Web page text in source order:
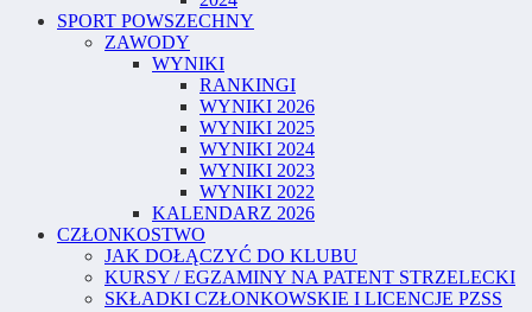
SPORT POWSZECHNY
ZAWODY
WYNIKI
RANKINGI
WYNIKI 2026
WYNIKI 2025
WYNIKI 2024
WYNIKI 2023
WYNIKI 2022
KALENDARZ 2026
CZŁONKOSTWO
JAK DOŁĄCZYĆ DO KLUBU
KURSY / EGZAMINY NA PATENT STRZELECKI
SKŁADKI CZŁONKOWSKIE I LICENCJE PZSS